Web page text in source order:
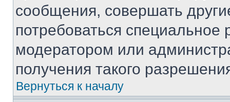
сообщения, совершать
потребоваться
модератором или
получения такого
Вернуться к началу